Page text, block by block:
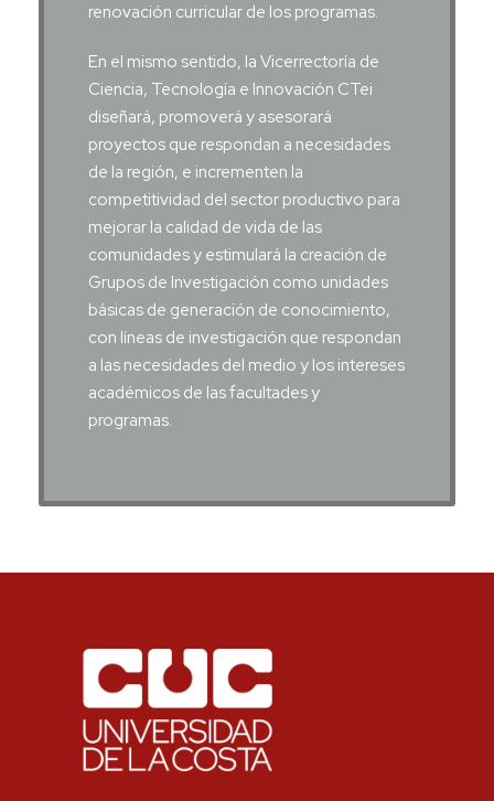
renovación curricular de los programas.
En el mismo sentido, la Vicerrectoría de
Ciencia, Tecnología e Innovación CTei
diseñará, promoverá y asesorará
proyectos que respondan a necesidades
de la región, e incrementen la
competitividad del sector productivo para
mejorar la calidad de vida de las
comunidades y estimulará la creación de
Grupos de Investigación como unidades
básicas de generación de conocimiento,
con líneas de investigación que respondan
a las necesidades del medio y los intereses
académicos de las facultades y
programas.